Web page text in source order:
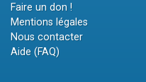
Faire un don !
Mentions légales
Nous contacter
Aide (FAQ)